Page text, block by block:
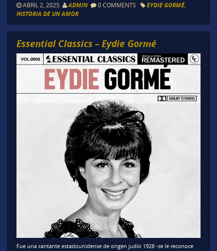
ABRIL 2, 2025 ADMIN 0 COMMENTS EYDIE GORMÉ,
HISTORIA DE UN AMOR
Essential Classics – Eydie Gormé
Fue una cantante estadounidense de origen judío 1928 -se le reconoce